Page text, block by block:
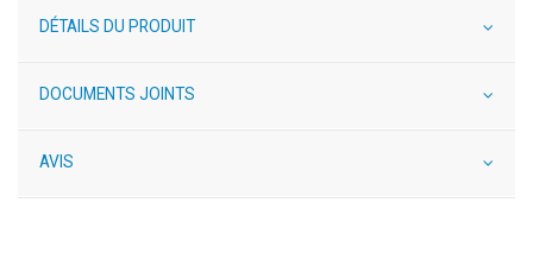
DÉTAILS DU PRODUIT
DOCUMENTS JOINTS
AVIS